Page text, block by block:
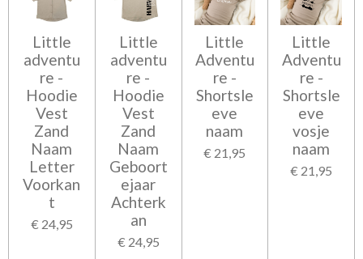
Little
adventu
re -
Hoodie
Vest
Zand
Naam
Letter
Voorkan
t
€ 24,95
Little
adventu
re -
Hoodie
Vest
Zand
Naam
Geboort
ejaar
Achterk
an
€ 24,95
Little
Adventu
re -
Shortsle
eve
naam
€ 21,95
Little
Adventu
re -
Shortsle
eve
vosje
naam
€ 21,95